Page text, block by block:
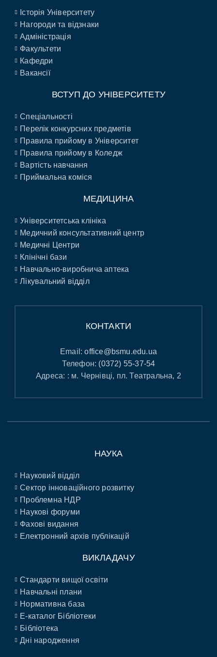
Історія Університету
Нагороди та відзнаки
Адміністрація
Факультети
Кафедри
Вакансії
ВСТУП ДО УНІВЕРСИТЕТУ
Спеціальності
Перелік конкурсних предметів
Правила прийому в Університет
Правила прийому в Коледж
Вартість навчання
Приймальна коміся
МЕДИЦИНА
Університетська клініка
Медичний консультативний центр
Медичні Центри
Клінічні бази
Навчально-виробнича аптека
Лікувальний відділ
КОНТАКТИ
Email:office@bsmu.edu.ua
Телефон: (0372) 55-37-54
Адреса: : м. Чернівці, пл. Театральна, 2
НАУКА
Науковий відділ
Сектор інноваційного розвитку
Проблемна НДР
Наукові форуми
Фахові видання
Електронний архів публікацій
ВИКЛАДАЧУ
Стандарти вищої освіти
Навчальні плани
Нормативна база
E-каталог Бібліотеки
Бібліотека
Дні народження